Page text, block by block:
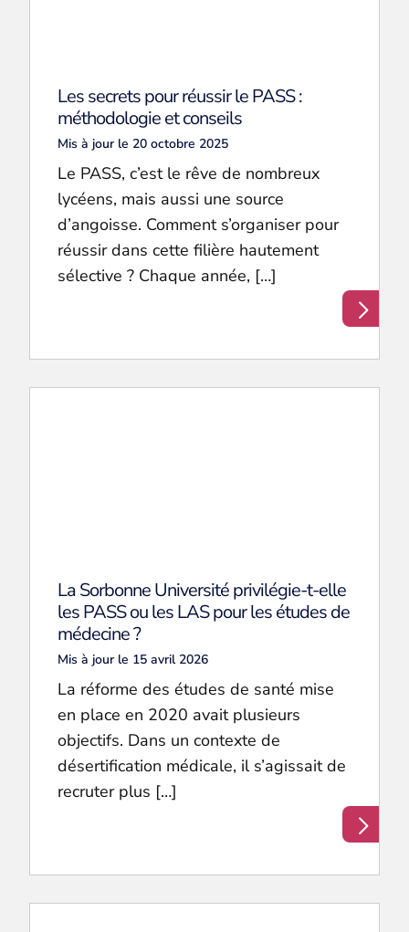
Les secrets pour réussir le PASS :
méthodologie et conseils
Mis à jour le 20 octobre 2025
Le PASS, c’est le rêve de nombreux
lycéens, mais aussi une source
d’angoisse. Comment s’organiser pour
réussir dans cette filière hautement
sélective ? Chaque année, […]
La Sorbonne Université privilégie-t-elle
les PASS ou les LAS pour les études de
médecine ?
Mis à jour le 15 avril 2026
La réforme des études de santé mise
en place en 2020 avait plusieurs
objectifs. Dans un contexte de
désertification médicale, il s’agissait de
recruter plus […]